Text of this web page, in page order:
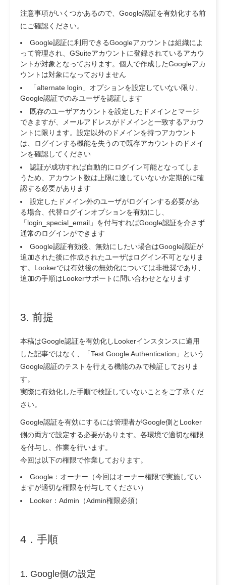
注意事項がいくつかあるので、Google認証を有効化する前
にご確認ください。
Google認証に利用できるGoogleアカウントは組織によ
って管理され、GSuiteアカウントに登録されているアカウ
ントが対象 となっております。個人で作成したGoogleアカ
ウントは対象になっておりません
「alternate login」オプションを設定していない限り、
Google認証でのみユーザを認証します
既存のユーザアカウントを設定したドメインとマージ
できますが、メールアドレスがドメインと一致するアカウ
ントに限ります。設定以外のドメインを持つアカウント
は、ログインする機能を失うので既存アカウントのドメイ
ンを確認してください
認証が成功すれば自動的にログイン可能となってしま
うため、アカウント数は上限に達していないか定期的に確
認する必要があります
設定したドメイン外のユーザがログインする必要があ
る場合、代替ログインオプションを有効にし、
「login_special_email」を付与すればGoogle認証を介さず
通常のログインができます
Google認証有効後、無効にしたい場合はGoogle認証が
追加された後に作成されたユーザはログイン不可となりま
す。Lookerでは有効後の無効化については非推奨であり、
追加の手順はLookerサポートに問い合わせとなります
3. 前提
本稿はGoogle認証を有効化しLookerインスタンスに適用
した記事ではなく、
「Test Google Authentication」という
Google認証のテストを行える機能のみで検証しておりま
す。
実際に有効化した手順で検証していないことをご了承くだ
さい。
Google認証を有効にするには管理者がGoogle側とLooker
側の両方で設定する必要があります。各環境で適切な権限
を付与し、作業を行います。
今回は以下の権限で作業しております。
Google：オーナー（今回はオーナー権限で実施してい
ますが適切な権限を付与してください）
Looker：Admin（Admin権限必須）
4．手順
1. Google側の設定